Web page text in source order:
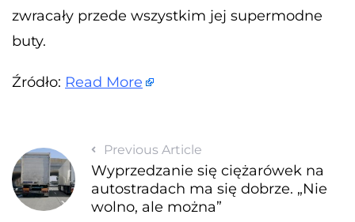
zwracały przede wszystkim jej supermodne
buty.
Źródło: Read More
Previous Article
Wyprzedzanie się ciężarówek na
autostradach ma się dobrze. „Nie
wolno, ale można”